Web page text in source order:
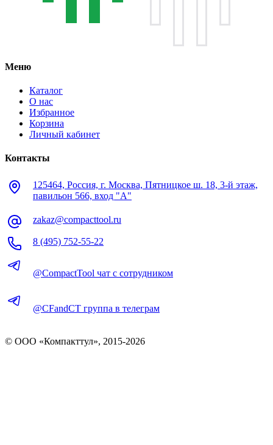
Меню
Каталог
О нас
Избранное
Корзина
Личный кабинет
Контакты
125464, Россия, г. Москва, Пятницкое ш. 18, 3-й этаж,
павильон 566, вход "А"
zakaz@compacttool.ru
8 (495) 752-55-22
@CompactTool чат с сотрудником
@CFandCT группа в телеграм
© OOO «Компакттул», 2015-2026